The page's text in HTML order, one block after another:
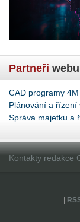
Partneři webu
CAD programy 4M
Plánování a řízení
Správa majetku a
Kontakty redakce